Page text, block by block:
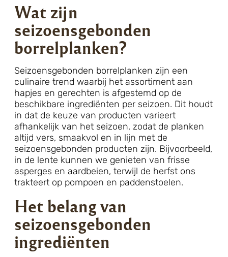
Wat zijn
seizoensgebonden
borrelplanken?
Seizoensgebonden borrelplanken zijn een
culinaire trend waarbij het assortiment aan
hapjes en gerechten is afgestemd op de
beschikbare ingrediënten per seizoen. Dit houdt
in dat de keuze van producten varieert
afhankelijk van het seizoen, zodat de planken
altijd vers, smaakvol en in lijn met de
seizoensgebonden producten zijn. Bijvoorbeeld,
in de lente kunnen we genieten van frisse
asperges en aardbeien, terwijl de herfst ons
trakteert op pompoen en paddenstoelen.
Het belang van
seizoensgebonden
ingrediënten